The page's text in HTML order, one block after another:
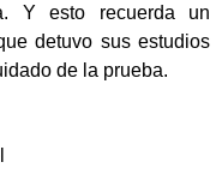
Y esto recuerda un
detuvo sus estudios
de la prueba.